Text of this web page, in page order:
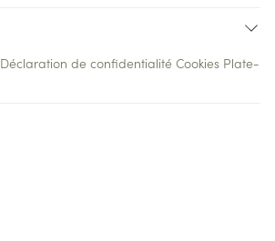
Déclaration de confidentialité Cookies Plate-